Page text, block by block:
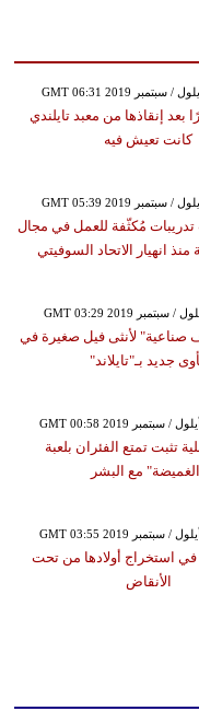
86 نمرًا بعد إنقاذها من معبد تايلندي
كانت تعيش فيه
تدريبات مُكثّفة للعمل في مجال
انهيار الاتحاد السوفيتي
صناعية" لأنثى فيل صغيرة في
جديد بـ"تايلاند"
تثبت تمتع الفئران بلعبة
مع البشر
في استخراج أولادها من تحت
الأنقاض